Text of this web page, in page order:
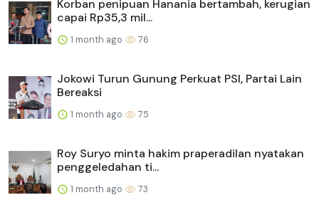
Korban penipuan Hanania bertambah, kerugian
capai Rp35,3 mil...
1 month ago 76
Jokowi Turun Gunung Perkuat PSI, Partai Lain
Bereaksi
1 month ago 75
Roy Suryo minta hakim praperadilan nyatakan
penggeledahan ti...
1 month ago 73